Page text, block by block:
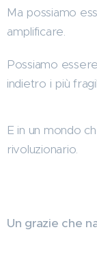
Ma possiamo
amplificare.
Possiamo
indietro i più
E in un mondo
rivoluzionario.
Un grazie che